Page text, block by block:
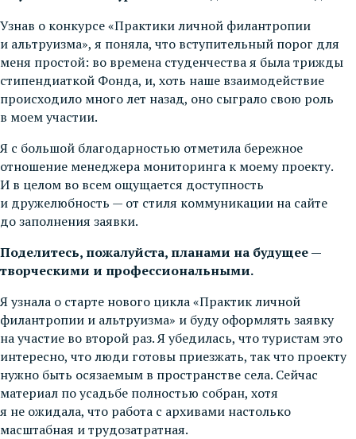
Узнав о конкурсе «Практики личной филантропии
и альтруизма», я поняла, что вступительный порог для
меня простой: во времена студенчества я была трижды
стипендиаткой Фонда, и, хоть наше взаимодействие
происходило много лет назад, оно сыграло свою роль
в моем участии.
Я с большой благодарностью отметила бережное
отношение менеджера мониторинга к моему проекту.
И в целом во всем ощущается доступность
и дружелюбность — от стиля коммуникации на сайте
до заполнения заявки.
Поделитесь, пожалуйста, планами на будущее —
творческими и профессиональными.
Я узнала о старте нового цикла «Практик личной
филантропии и альтруизма» и буду оформлять заявку
на участие во второй раз. Я убедилась, что туристам это
интересно, что люди готовы приезжать, так что проекту
нужно быть осязаемым в пространстве села. Сейчас
материал по усадьбе полностью собран, хотя
я не ожидала, что работа с архивами настолько
масштабная и трудозатратная.